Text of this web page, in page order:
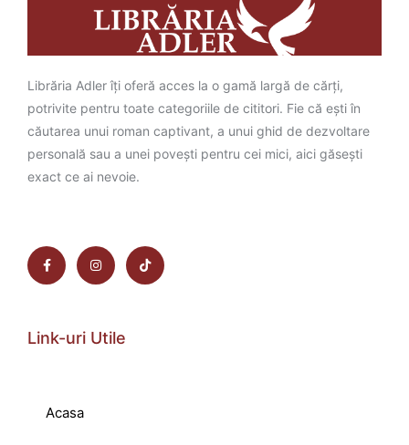
Librăria Adler îți oferă acces la o gamă largă de cărți,
potrivite pentru toate categoriile de cititori. Fie că ești în
căutarea unui roman captivant, a unui ghid de dezvoltare
personală sau a unei povești pentru cei mici, aici găsești
exact ce ai nevoie.
Link-uri Utile
Acasa